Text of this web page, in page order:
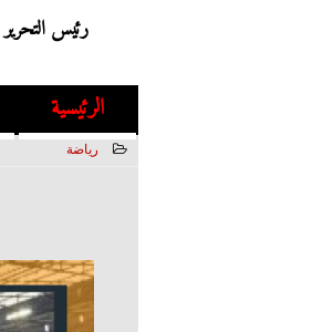
رئيس التحرير
الرئيسية
رياضة